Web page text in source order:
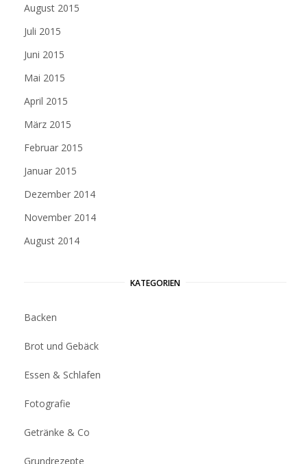
August 2015
Juli 2015
Juni 2015
Mai 2015
April 2015
März 2015
Februar 2015
Januar 2015
Dezember 2014
November 2014
August 2014
KATEGORIEN
Backen
Brot und Gebäck
Essen & Schlafen
Fotografie
Getränke & Co
Grundrezepte